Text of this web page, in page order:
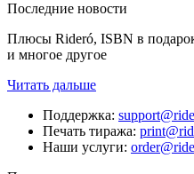
Последние новости
Плюсы Rideró, ISBN в
и многое другое
Читать дальше
Поддержка:
Печать тиража:
Наши услуги: